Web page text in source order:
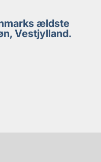
ældste
Vestjylland.